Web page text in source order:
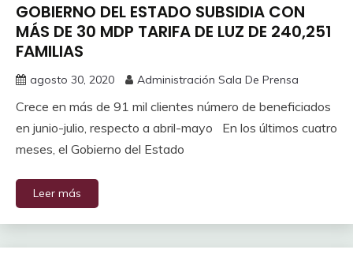
GOBIERNO DEL ESTADO SUBSIDIA CON
MÁS DE 30 MDP TARIFA DE LUZ DE 240,251
FAMILIAS
agosto 30, 2020 Administración Sala De Prensa
Crece en más de 91 mil clientes número de beneficiados
en junio-julio, respecto a abril-mayo En los últimos cuatro
meses, el Gobierno del Estado
Leer más